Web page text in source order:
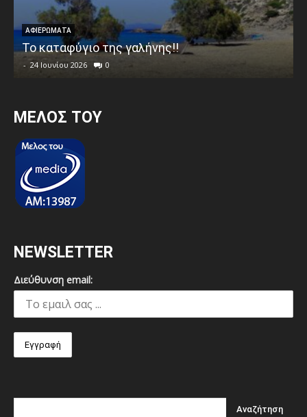
ΑΦΙΕΡΩΜΑΤΑ
Το καταφύγιο της γαλήνης!!
- 24 Ιουνίου 2026 0
MEΛΟΣ ΤΟΥ
NEWSLETTER
Διεύθυνση email: